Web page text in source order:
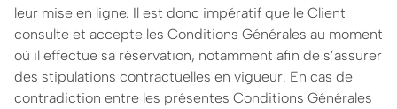
leur mise en ligne. Il est donc impératif que le Client
consulte et accepte les Conditions Générales au moment
où il effectue sa réservation, notamment afin de s’assurer
des stipulations contractuelles en vigueur. En cas de
contradiction entre les présentes Conditions Générales